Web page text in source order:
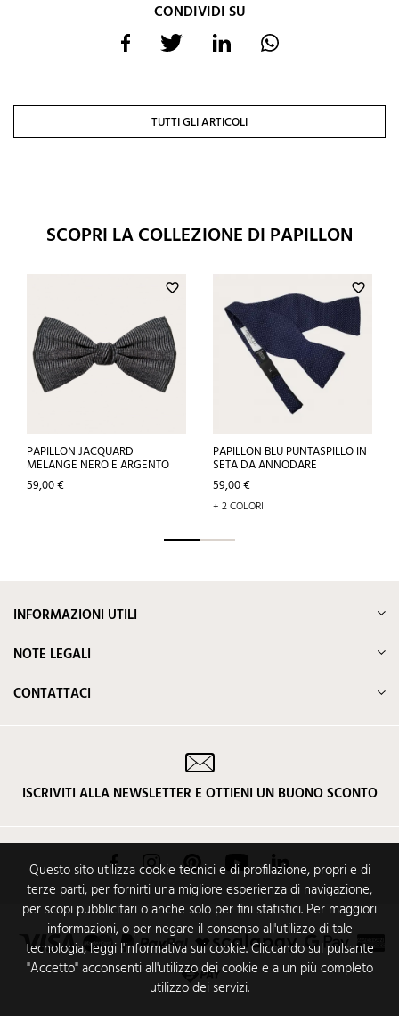
CONDIVIDI SU
TUTTI GLI ARTICOLI
SCOPRI LA COLLEZIONE DI PAPILLON
favorite_border
PAPILLON JACQUARD
MELANGE NERO E ARGENTO
Prezzo
59,00 €
favorite_border
PAPILLON BLU PUNTASPILLO IN
SETA DA ANNODARE
Prezzo
59,00 €
+ 2 COLORI
Questo sito utilizza cookie tecnici e di profilazione, propri e di
terze parti, per fornirti una migliore esperienza di navigazione,
per scopi pubblicitari o anche solo per fini statistici. Per maggiori
informazioni, o per negare il consenso all'utilizzo di tale
tecnologia, leggi l'informativa sui cookie. Cliccando sul pulsante
"Accetto" acconsenti all'utilizzo dei cookie e a un più completo
utilizzo dei servizi.
INFORMAZIONI UTILI
NOTE LEGALI
CONTATTACI
ISCRIVITI ALLA NEWSLETTER E OTTIENI UN BUONO SCONTO
FacebookInstagramPinterest YouTube